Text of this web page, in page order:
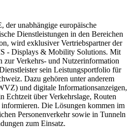
der unabhängige europäische
Dienstleistungen in den Bereichen
wird exklusiver Vertriebspartner der
- Displays & Mobility Solutions. Mit
zur Verkehrs- und Nutzerinformation
sein Leistungsportfolio für
Dazu gehören unter anderem
und digitale Informationsanzeigen,
Echtzeit über Verkehrslage, Routen
Die Lösungen kommen im
Personenverkehr sowie in Tunneln
zum Einsatz.